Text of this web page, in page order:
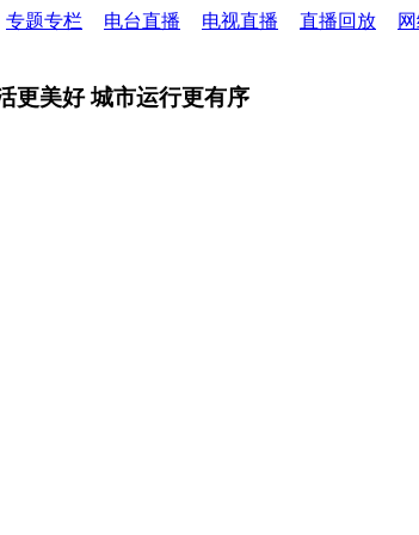
专题专栏 电台直播 电视直播 直播回放
更美好 城市运行更有序